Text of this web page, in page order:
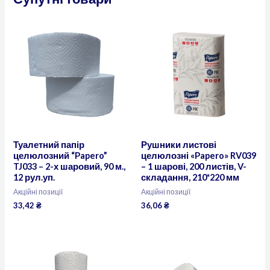
Туалетний папір
целюлозний “Papero”
TJ033 – 2-х шаровий, 90 м.,
12 рул.уп.
Акційні позиції
33,42₴
Рушники листові
целюлозні «Papero» RV039
– 1 шарові, 200 листів, V-
складання, 210*220 мм
Акційні позиції
36,06₴